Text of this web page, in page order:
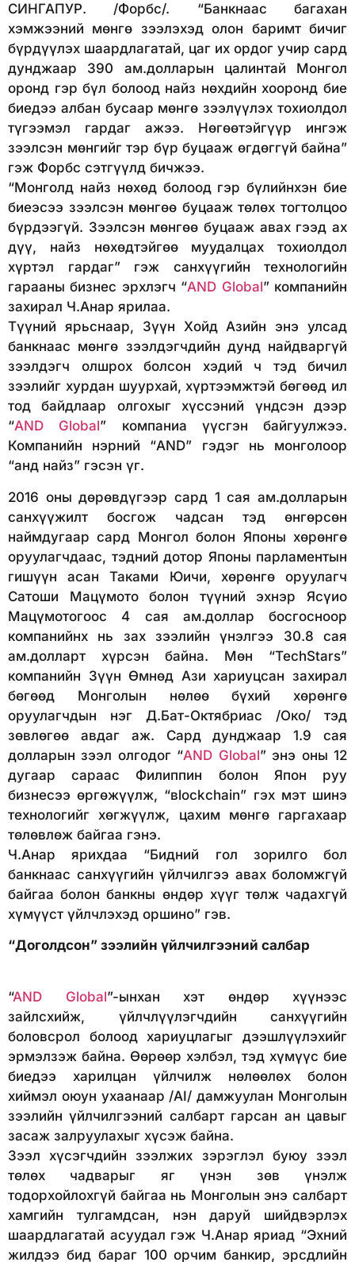
СИНГАПУР. /Форбс/. “Банкнаас багахан
хэмжээний мөнгө зээлэхэд олон баримт бичиг
бүрдүүлэх шаардлагатай, цаг их ордог учир сард
дунджаар 390 ам.долларын цалинтай Монгол
оронд гэр бүл болоод найз нөхдийн хооронд бие
биедээ албан бусаар мөнгө зээлүүлэх тохиолдол
түгээмэл гардаг ажээ. Нөгөөтэйгүүр ингэж
зээлсэн мөнгийг тэр бүр буцааж өгдөггүй байна”
гэж Форбс сэтгүүлд бичжээ.
“Монголд найз нөхөд болоод гэр бүлийнхэн бие
биеэсээ зээлсэн мөнгөө буцааж төлөх тогтолцоо
бүрдээгүй. Зээлсэн мөнгөө буцааж авах гээд ах
дүү, найз нөхөдтэйгөө муудалцах тохиолдол
хүртэл гардаг” гэж санхүүгийн технологийн
гарааны бизнес эрхлэгч “AND Global” компанийн
захирал Ч.Анар ярилаа.
Түүний ярьснаар, Зүүн Хойд Азийн энэ улсад
банкнаас мөнгө зээлдэгчдийн дунд найдваргүй
зээлдэгч олшрох болсон хэдий ч тэд бичил
зээлийг хурдан шуурхай, хүртээмжтэй бөгөөд ил
тод байдлаар олгохыг хүссэний үндсэн дээр
“AND Global” компаниа үүсгэн байгуулжээ.
Компанийн нэрний “AND” гэдэг нь монголоор
“анд найз” гэсэн үг.
2016 оны дөрөвдүгээр сард 1 сая ам.долларын
санхүүжилт босгож чадсан тэд өнгөрсөн
наймдугаар сард Монгол болон Японы хөрөнгө
оруулагчдаас, тэдний дотор Японы парламентын
гишүүн асан Таками Юичи, хөрөнгө оруулагч
Сатоши Мацүмото болон түүний эхнэр Ясүио
Мацүмотогоос 4 сая ам.доллар босгосноор
компанийнх нь зах зээлийн үнэлгээ 30.8 сая
ам.долларт хүрсэн байна. Мөн “TechStars”
компанийн Зүүн Өмнөд Ази хариуцсан захирал
бөгөөд Монголын нөлөө бүхий хөрөнгө
оруулагчдын нэг Д.Бат-Октябриас /Око/ тэд
зөвлөгөө авдаг аж. Сард дунджаар 1.9 сая
долларын зээл олгодог “AND Global” энэ оны 12
дугаар сараас Филиппин болон Япон руу
бизнесээ өргөжүүлж, “вlockchain” гэх мэт шинэ
технологийг хөгжүүлж, цахим мөнгө гаргахаар
төлөвлөж байгаа гэнэ.
Ч.Анар ярихдаа “Бидний гол зорилго бол
банкнаас санхүүгийн үйлчилгээ авах боломжгүй
байгаа болон банкны өндөр хүүг төлж чадахгүй
хүмүүст үйлчлэхэд оршино” гэв.
“Доголдсон” зээлийн үйлчилгээний салбар
“AND Global”-ынхан хэт өндөр хүүнээс
зайлсхийж, үйлчлүүлэгчдийн санхүүгийн
боловсрол болоод хариуцлагыг дээшлүүлэхийг
эрмэлзэж байна. Өөрөөр хэлбэл, тэд хүмүүс бие
биедээ харилцан үйлчилж нөлөөлөх болон
хиймэл оюун ухаанаар /AI/ дамжуулан Монголын
зээлийн үйлчилгээний салбарт гарсан ан цавыг
засаж залруулахыг хүсэж байна.
Зээл хүсэгчдийн зээлжих зэрэглэл буюу зээл
төлөх чадварыг яг үнэн зөв үнэлж
тодорхойлохгүй байгаа нь Монголын энэ салбарт
хамгийн тулгамдсан, нэн даруй шийдвэрлэх
шаардлагатай асуудал гэж Ч.Анар яриад “Эхний
жилдээ бид бараг 100 орчим банкир, эрсдлийн